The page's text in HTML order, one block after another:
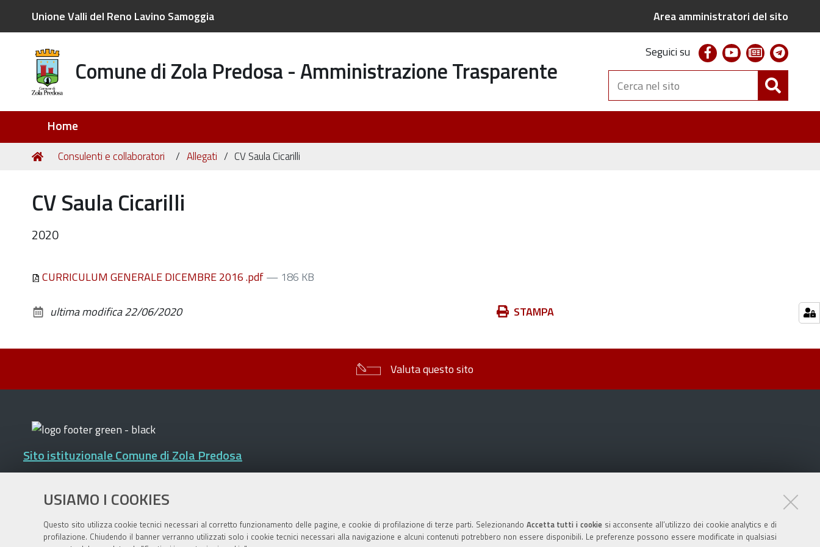
USIAMO I COOKIES
Questo sito utilizza cookie tecnici necessari al corretto funzionamento delle pagine, e cookie di profilazione di terze parti. Selezionando Accetta tutti i cookiesi acconsente all’utilizzo dei cookie analytics e di
profilazione. Chiudendo il banner verranno utilizzati solo i cookie tecnici necessari alla navigazione e alcuni contenuti potrebbero non essere disponibili. Le preferenze possono essere modificate in qualsiasi
Unione Valli del Reno Lavino Samoggia Area amministratori del sito
Comune di Zola Predosa - Amministrazione Trasparente
Seguici su facebookyoutubenewsletter
Cerca
nel
sito
Home
Tu
Home
Consulenti e collaboratori Allegati CV Saula Cicarilli
CV Saula Cicarilli
2020
CURRICULUM GENERALE DICEMBRE 2016 .pdf— 186 KB
Azioni STAMPA
ultima modifica22/06/2020
Valuta questo sito
Sito istituzionale Comune di Zola Predosa
Privacy policy| DPO|Accessibilità